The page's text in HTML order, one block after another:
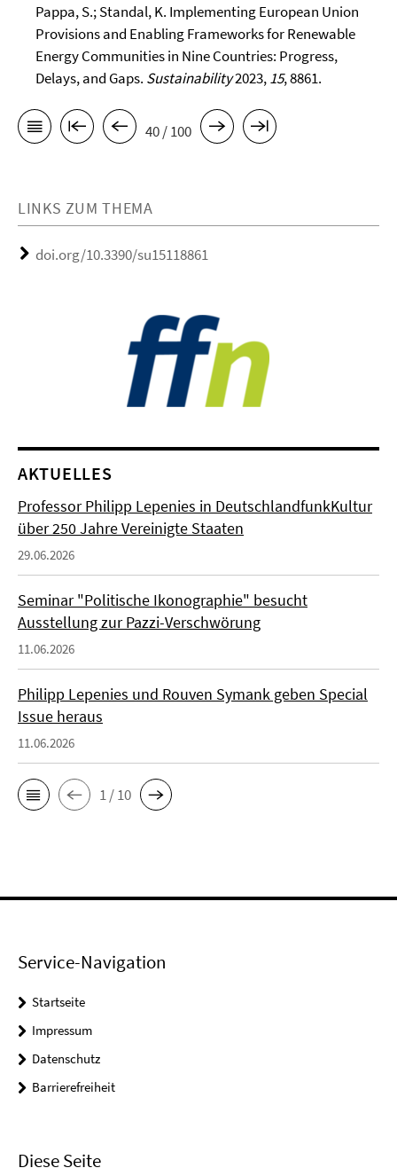
Pappa, S.; Standal, K. Implementing European Union
Provisions and Enabling Frameworks for Renewable
Energy Communities in Nine Countries: Progress,
Delays, and Gaps. Sustainability2023,15, 8861.
40 / 100
LINKS ZUM THEMA
doi.org/10.3390/su15118861
AKTUELLES
Professor Philipp Lepenies in DeutschlandfunkKultur
über 250 Jahre Vereinigte Staaten
29.06.2026
Seminar "Politische Ikonographie" besucht
Ausstellung zur Pazzi-Verschwörung
11.06.2026
Philipp Lepenies und Rouven Symank geben Special
Issue heraus
11.06.2026
1 / 10
Service-Navigation
Startseite
Impressum
Datenschutz
Barrierefreiheit
Diese Seite